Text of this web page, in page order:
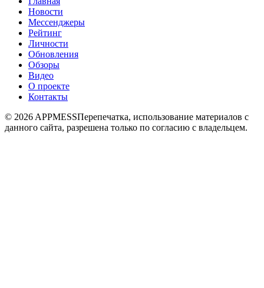
Новости
Мессенджеры
Рейтинг
Личности
Обновления
Обзоры
Видео
О проекте
Контакты
© 2026 APPMESSПерепечатка, использование материалов с
данного сайта, разрешена только по согласию с владельцем.